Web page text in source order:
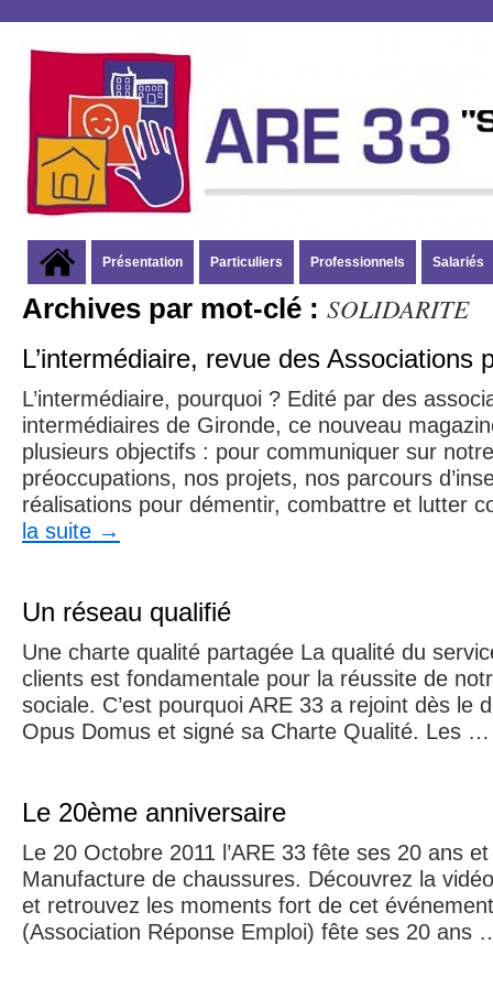
Présentation Particuliers Professionnels Salariés
Archives par mot-clé : SOLIDARITE
L’intermédiaire, revue des Associations
L’intermédiaire, pourquoi ? Edité par des
intermédiaires de Gironde, ce nouveau
plusieurs objectifs : pour communiquer sur
préoccupations, nos projets, nos parcours
réalisations pour démentir, combattre et lutter
la suite →
Un réseau qualifié
Une charte qualité partagée La qualité du
clients est fondamentale pour la réussite de
sociale. C’est pourquoi ARE 33 a rejoint dès le
Opus Domus et signé sa Charte Qualité. Les
Le 20ème anniversaire
Le 20 Octobre 2011 l’ARE 33 fête ses 20 ans
Manufacture de chaussures. Découvrez la
et retrouvez les moments fort de cet
(Association Réponse Emploi) fête ses 20 ans